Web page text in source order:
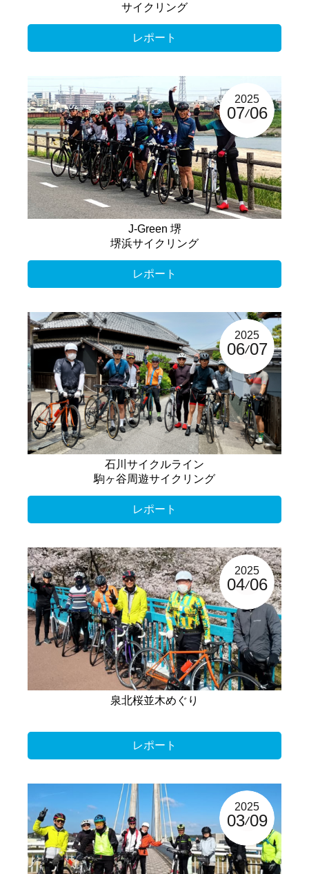
サイクリング
レポート
2025
07 06
J-Green 堺
堺浜サイクリング
レポート
2025
06 07
石川サイクルライン
駒ヶ谷周遊サイクリング
レポート
2025
04 06
泉北桜並木めぐり
レポート
2025
03 09